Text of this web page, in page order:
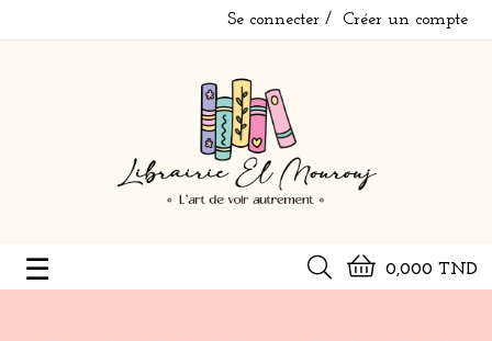
Se connecter Créer un compte
0,000 TND
Basculer
☰